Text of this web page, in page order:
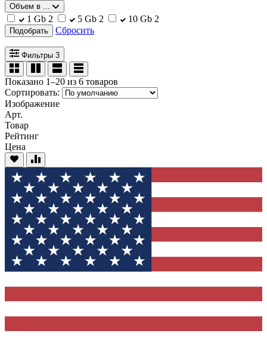
Объем в ...
1 Gb 2 5 Gb 2 10 Gb 2
Подобрать Сбросить
Фильтры 3
Показано 1–20 из 6 товаров
Сортировать:
Изображение
Арт.
Товар
Рейтинг
Цена